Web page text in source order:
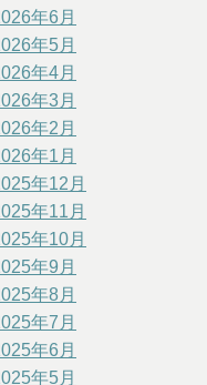
年6月
年5月
年4月
年3月
年2月
年1月
年12月
年11月
年10月
年9月
年8月
年7月
年6月
年5月